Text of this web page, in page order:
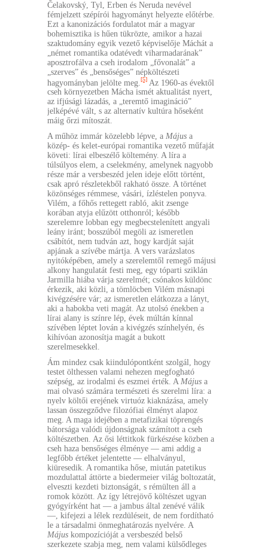
Čelakovský, Tyl, Erben és Neruda nevével
fémjelzett szépírói hagyományt helyezte előtérbe.
Ezt a kanonizációs fordulatot már a magyar
bohemisztika is hűen tükrözte, amikor a hazai
szaktudomány egyik vezető képviselője Máchát a
„német romantika odatévedt viharmadarának”
aposztrofálva a cseh irodalom „fővonalát” a
„szerves” és „bensőséges” népköltészeti
hagyományban jelölte meg. [5] Az 1960-as évektől
cseh környezetben Mácha ismét aktualitást nyert,
az ifjúsági lázadás, a „teremtő imagináció”
jelképévé vált, s az alternatív kultúra hőseként
máig őrzi mítoszát.
A műhöz immár közelebb lépve, a Május a
közép- és kelet-európai romantika vezető műfaját
követi: lírai elbeszélő költemény. A líra a
túlsúlyos elem, a cselekmény, amelynek nagyobb
része már a versbeszéd jelen ideje előtt történt,
csak apró részletekből rakható össze. A történet
közönséges rémmese, vásári, ízléstelen ponyva.
Vilém, a főhős rettegett rabló, akit zsenge
korában atyja elűzött otthonról; később
szerelemre lobban egy megbecstelenített angyali
leány iránt; bosszúból megöli az ismeretlen
csábítót, nem tudván azt, hogy kardját saját
apjának a szívébe mártja. A vers varázslatos
nyitóképében, amely a szerelemtől remegő májusi
alkony hangulatát festi meg, egy tóparti sziklán
Jarmilla hiába várja szerelmét; csónakos küldönc
érkezik, aki közli, a tömlöcben Vilém másnapi
kivégzésére vár; az ismeretlen elátkozza a lányt,
aki a habokba veti magát. Az utolsó énekben a
lírai alany is színre lép, évek múltán kínnal
szívében léptet lován a kivégzés színhelyén, és
kihívóan azonosítja magát a bukott
szerelmesekkel.
Ám mindez csak kiindulópontként szolgál, hogy
testet ölthessen valami nehezen megfogható
szépség, az irodalmi és eszmei érték. A Május a
mai olvasó számára természeti és szerelmi líra: a
nyelv költői erejének virtuóz kiaknázása, amely
lassan összegződve filozófiai élményt alapoz
meg. A maga idejében a metafizikai töprengés
bátorsága valódi újdonságnak számított a cseh
költészetben. Az ősi léttitkok fürkészése közben a
cseh haza bensőséges élménye — ami addig a
legfőbb értéket jelentette — elhalványul,
kiüresedik. A romantika hőse, miután patetikus
mozdulattal áttörte a biedermeier világ boltozatát,
elveszti kezdeti biztonságát, s rémülten áll a
romok között. Az így létrejövő költészet ugyan
gyógyírként hat — a jambus által zenévé válik
—, kifejezi a lélek rezdüléseit, de nem fordítható
le a társadalmi önmeghatározás nyelvére. A
Május kompozícióját a versbeszéd belső
szerkezete szabja meg, nem valami külsődleges